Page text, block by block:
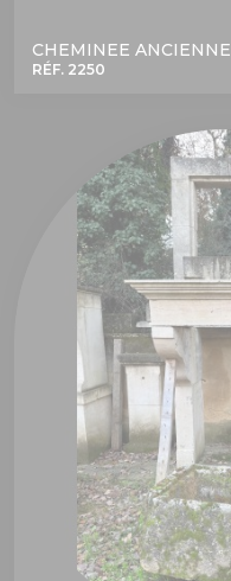
CHEMINEE
RÉF. 2250